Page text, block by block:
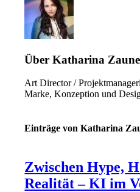
ÜberKatharina
Art Director /
Marke, Konzeption und
Einträge von Katharina
Zwischen Hype,
Realität – KI im